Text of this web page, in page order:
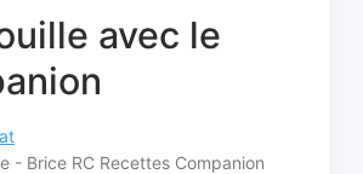
avec le
- Brice RC Recettes Companion